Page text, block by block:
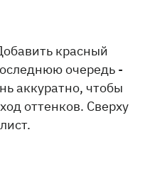
красный
очередь -
аккуратно, чтобы
оттенков. Сверху